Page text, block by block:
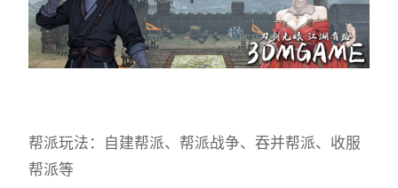
帮派玩法：自建帮派、帮派战争、吞并帮派、收服
帮派等